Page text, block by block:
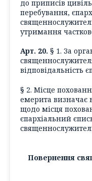
до приписів
перебування,
утримання
Арт. 20. § 1. За
відповідальність
§ 2. Місце
емерита визначає
щодо місця
єпархіальний
Повернення